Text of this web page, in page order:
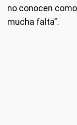
no conocen
mucha falta”.